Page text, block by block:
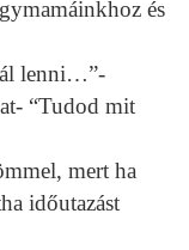
és
lenni…”-
“Tudod mit
mert ha
időutazást